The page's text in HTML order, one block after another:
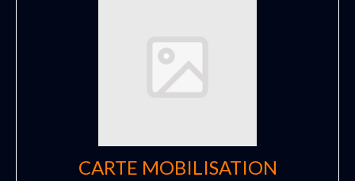
CARTE MOBILISATION